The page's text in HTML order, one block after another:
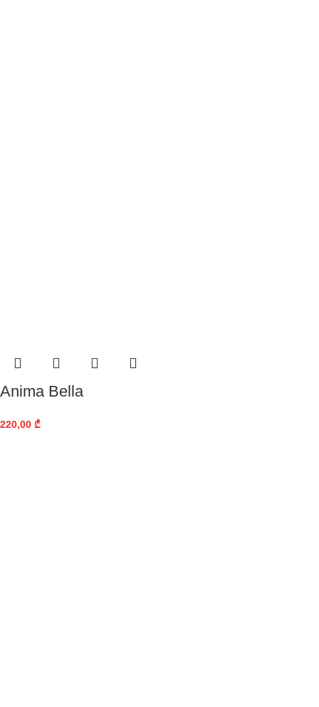
Anima Bella
220,00 ₾